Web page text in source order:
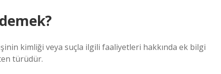
kimliği veya suçla ilgili faaliyetleri hakkında ek bilgi
türüdür.